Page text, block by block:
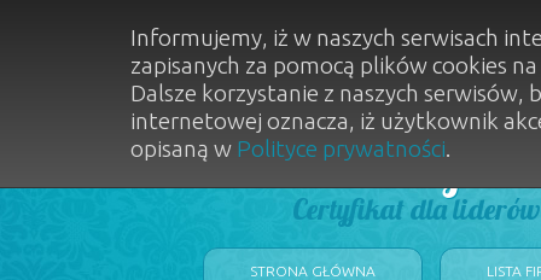
Dobry
Certyfikat dla
STRONA GŁÓWNA LISTA
Informujemy, iż w naszych serwisach
zapisanych za pomocą plików cookies
Dalsze korzystanie z naszych
internetowej oznacza, iż użytkownik
opisaną w Polityce prywatności.